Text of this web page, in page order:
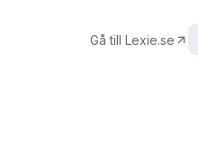
Gå till Lexie.se